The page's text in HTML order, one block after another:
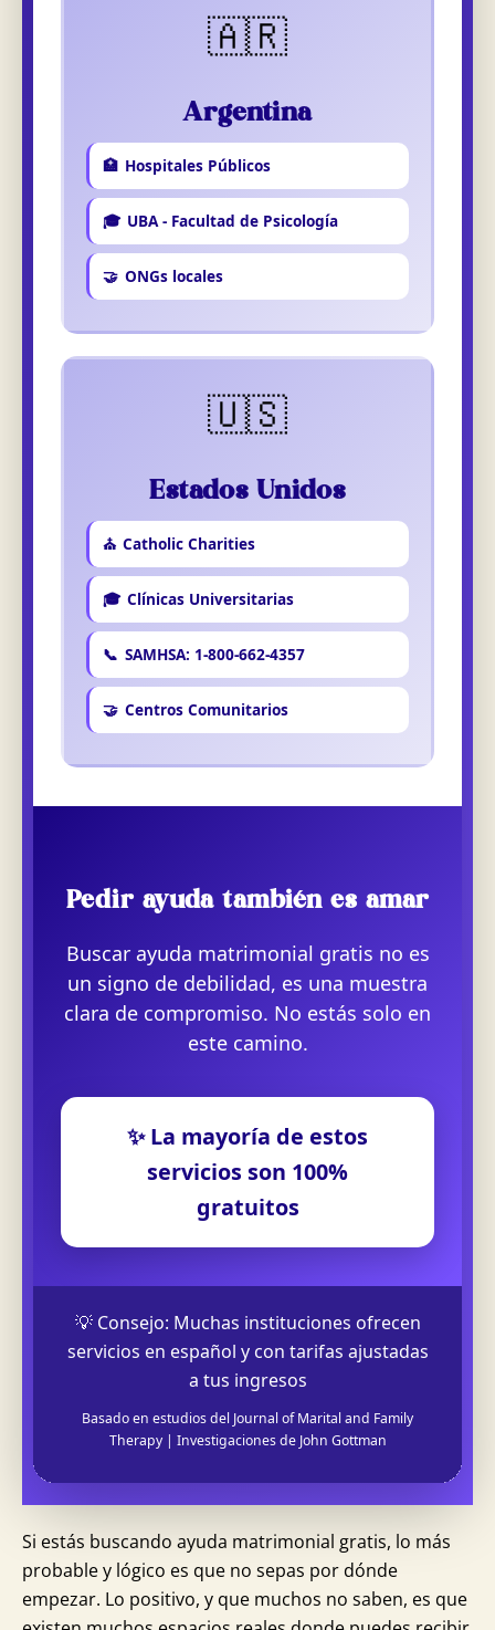
🇦🇷
Argentina
🏥 Hospitales Públicos
🎓 UBA - Facultad de Psicología
🤝 ONGs locales
🇺🇸
Estados Unidos
⛪ Catholic Charities
🎓 Clínicas Universitarias
📞 SAMHSA: 1-800-662-4357
🤝 Centros Comunitarios
Pedir ayuda también es amar
Buscar ayuda matrimonial gratis no es
un signo de debilidad, es una muestra
clara de compromiso. No estás solo en
este camino.
✨ La mayoría de estos
servicios son 100%
gratuitos
💡 Consejo: Muchas instituciones ofrecen
servicios en español y con tarifas ajustadas
a tus ingresos
Basado en estudios del Journal of Marital and Family
Therapy | Investigaciones de John Gottman
Si estás buscando ayuda matrimonial gratis, lo más
probable y lógico es que no sepas por dónde
empezar. Lo positivo, y que muchos no saben, es que